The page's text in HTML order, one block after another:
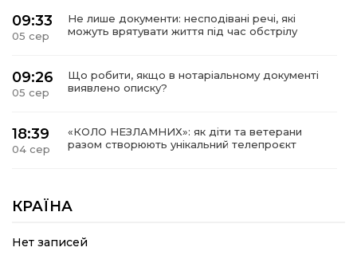
09:33
05 сер
Не лише документи: несподівані речі, які
можуть врятувати життя під час обстрілу
09:26
05 сер
Що робити, якщо в нотаріальному документі
виявлено описку?
18:39
04 сер
«КОЛО НЕЗЛАМНИХ»: як діти та ветерани
разом створюють унікальний телепроєкт
04 сер
прикордоння до втраченого дому
19:36
Пишіть листи самому собі, або як уникнути
КРАЇНА
Нет записей